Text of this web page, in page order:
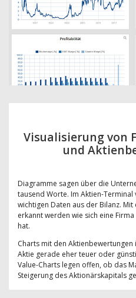
Visualisierung von
und
Diagramme sagen über die
tausend Worte. Im Aktien-
wichtigen Daten aus der Bilanz.
erkannt werden wie sich eine
hat.
Charts mit den
Aktie gerade eher teuer oder
Value-Charts legen offen, ob das
Steigerung des Aktionärskapitals